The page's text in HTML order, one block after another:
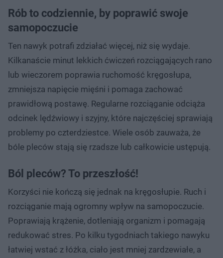
Rób to codziennie, by poprawić swoje
samopoczucie
Ten nawyk potrafi zdziałać więcej, niż się wydaje.
Kilkanaście minut lekkich ćwiczeń rozciągających rano
lub wieczorem poprawia ruchomość kręgosłupa,
zmniejsza napięcie mięśni i pomaga zachować
prawidłową postawę. Regularne rozciąganie odciąża
odcinek lędźwiowy i szyjny, które najczęściej sprawiają
problemy po czterdziestce. Wiele osób zauważa, że
bóle pleców stają się rzadsze lub całkowicie ustępują.
Ból pleców? To przeszłość!
Korzyści nie kończą się jednak na kręgosłupie. Ruch i
rozciąganie mają ogromny wpływ na samopoczucie.
Poprawiają krążenie, dotleniają organizm i pomagają
redukować stres. Po kilku tygodniach takiego nawyku
łatwiej wstać z łóżka, ciało jest mniej zardzewiałe, a